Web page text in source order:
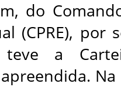
do
(CPRE), por
a